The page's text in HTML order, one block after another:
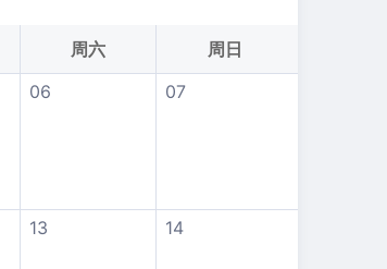
周六
周日
06 07
13 14